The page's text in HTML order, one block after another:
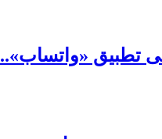
تطبيق «واتساب»..